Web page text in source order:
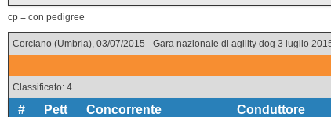
cp = con pedigree
Corciano (Umbria), 03/07/2015 - Gara nazionale di agility dog 3 luglio
Classificato: 4
# Pett Concorrente Conduttore